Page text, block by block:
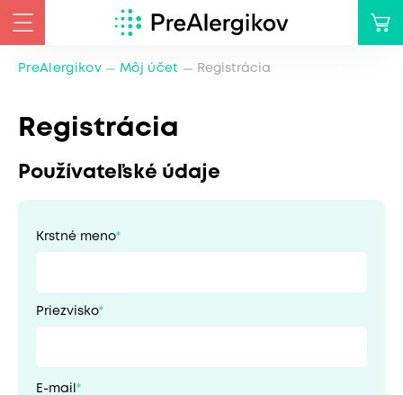
PreAlergikov Môj účet Registrácia
Registrácia
Používateľské údaje
Krstné meno
Priezvisko
E-mail